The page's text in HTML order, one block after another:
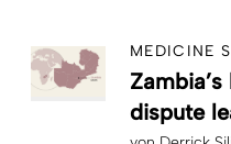
MEDICINE
dispute